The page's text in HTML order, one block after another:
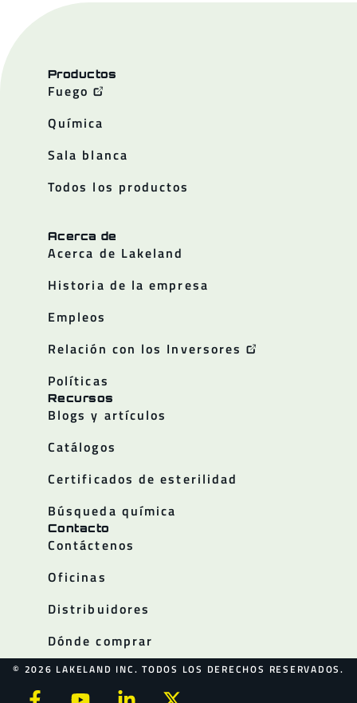
Productos
Fuego
Química
Sala blanca
Todos los productos
Acerca de
Acerca de Lakeland
Historia de la empresa
Empleos
Relación con los Inversores
Políticas
Recursos
Blogs y artículos
Catálogos
Certificados de esterilidad
Búsqueda química
Contacto
Contáctenos
Oficinas
Distribuidores
Dónde comprar
© 2026 LAKELAND INC. TODOS LOS DERECHOS RESERVADOS.